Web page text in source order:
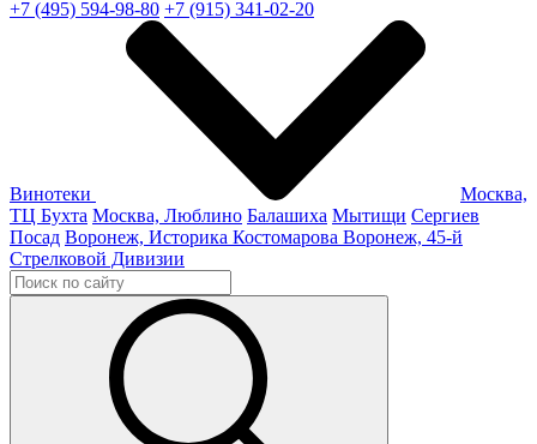
+7 (495) 594-98-80 +7 (915) 341-02-20
Винотеки
Москва,
ТЦ Бухта Москва, Люблино Балашиха Мытищи Сергиев
Посад Воронеж, Историка Костомарова Воронеж, 45-й
Стрелковой Дивизии